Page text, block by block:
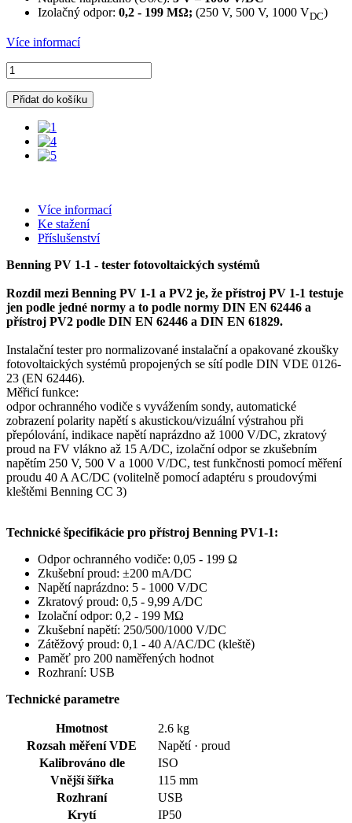
Izolačný odpor: 0,2 - 199 MΩ; (250 V, 500 V, 1000 VDC)
Více informací
Přidat do košíku
Více informací
Ke stažení
Příslušenství
Benning PV 1-1 - tester fotovoltaických systémů
Rozdíl mezi Benning PV 1-1 a PV2 je, že přístroj PV 1-1 testuje
jen podle jedné normy a to podle normy DIN EN 62446 a
přístroj PV2 podle DIN EN 62446 a DIN EN 61829.
Instalační tester pro normalizované instalační a opakované zkoušky
fotovoltaických systémů propojených se sítí podle DIN VDE 0126-
23 (EN 62446).
Měřicí funkce:
odpor ochranného vodiče s vyvážením sondy, automatické
zobrazení polarity napětí s akustickou/vizuální výstrahou při
přepólování, indikace napětí naprázdno až 1000 V/DC, zkratový
proud na FV vlákno až 15 A/DC, izolační odpor se zkušebním
napětím 250 V, 500 V a 1000 V/DC, test funkčnosti pomocí měření
proudu 40 A AC/DC (volitelně pomocí adaptéru s proudovými
kleštěmi Benning CC 3)
Technické špecifikácie pro přístroj Benning PV1-1:
Odpor ochranného vodiče: 0,05 - 199 Ω
Zkušební proud: ±200 mA/DC
Napětí naprázdno: 5 - 1000 V/DC
Zkratový proud: 0,5 - 9,99 A/DC
Izolační odpor: 0,2 - 199 MΩ
Zkušební napětí: 250/500/1000 V/DC
Zátěžový proud: 0,1 - 40 A/AC/DC (kleště)
Paměť pro 200 naměřených hodnot
Rozhraní: USB
Technické parametre
Hmotnost
2.6 kg
Rozsah měření VDE
Napětí · proud
Kalibrováno dle
ISO
Vnější šířka
115 mm
Rozhraní
USB
Krytí
IP50